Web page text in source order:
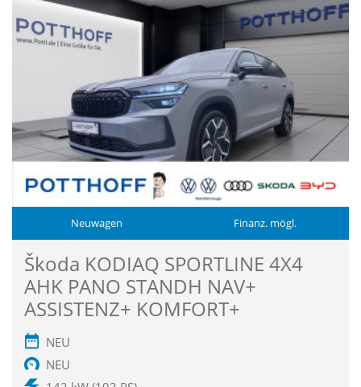
Neuwagen Finanz. mögl.
Škoda KODIAQ SPORTLINE 4X4
AHK PANO STANDH NAV+
ASSISTENZ+ KOMFORT+
NEU
NEU